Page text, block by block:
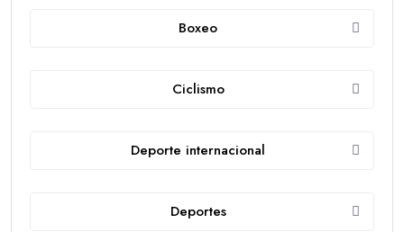
Boxeo
Ciclismo
Deporte internacional
Deportes